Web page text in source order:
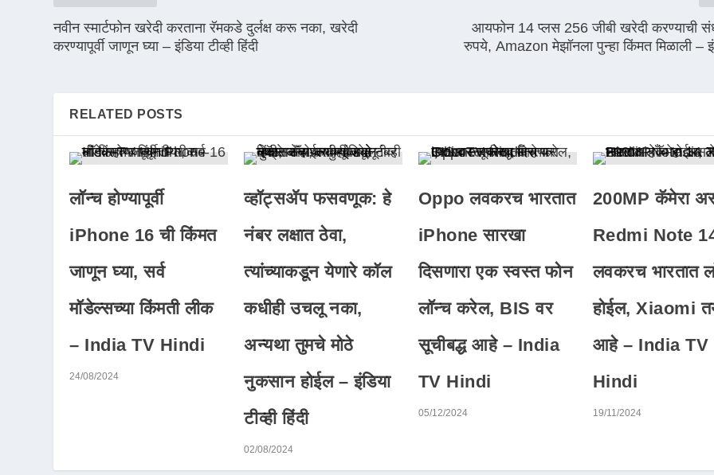
नवीन स्मार्टफोन खरेदी करताना रॅमकडे दुर्लक्ष करू नका, खरेदी
करण्यापूर्वी जाणून घ्या – इंडिया टीव्ही हिंदी
आयफोन 14 प्लस 256 जीबी खरेदी करण्याची
रुपये, Amazon मेझॉनला पुन्हा किंमत मिळाली –
RELATED POSTS
लॉन्च होण्यापूर्वी
iPhone 16 ची किंमत
जाणून घ्या, सर्व
मॉडेल्सच्या किंमती लीक
– India TV Hindi
24/08/2024
व्हॉट्सॲप फसवणूक: हे
नंबर लक्षात ठेवा,
त्यांच्याकडून येणारे कॉल
कधीही उचलू नका,
अन्यथा तुमचे मोठे
नुकसान होईल – इंडिया
टीव्ही हिंदी
02/08/2024
Oppo लवकरच भारतात
iPhone सारखा
दिसणारा एक स्वस्त फोन
लॉन्च करेल, BIS वर
सूचीबद्ध आहे – India
TV Hindi
05/12/2024
200MP कॅमेरा
Redmi Note
लवकरच भारतात
होईल, Xiaomi
आहे – India TV
Hindi
19/11/2024